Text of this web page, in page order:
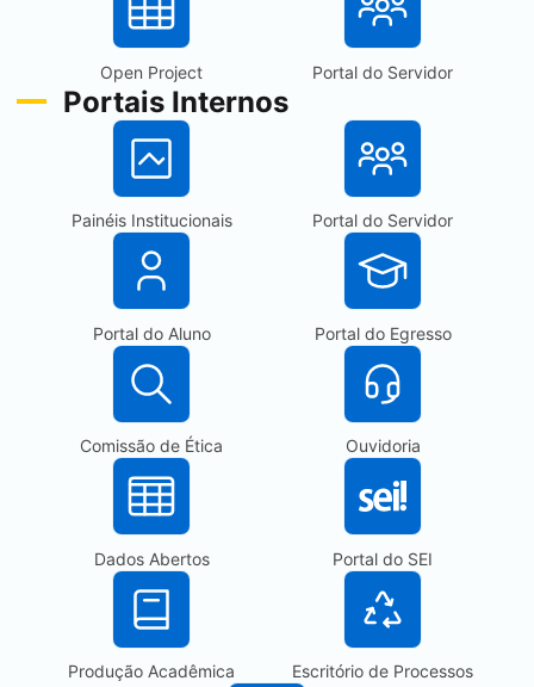
Open Project Portal do Servidor
Portais Internos
Painéis Institucionais Portal do Servidor
Portal do Aluno Portal do Egresso
Comissão de Ética Ouvidoria
Dados Abertos Portal do SEI
Produção Acadêmica Escritório de Processos